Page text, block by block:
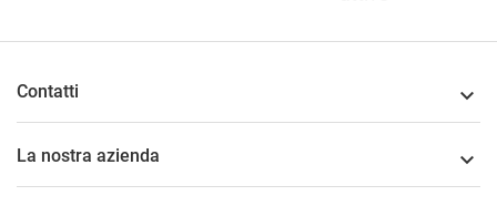
Contatti 
La nostra azienda 